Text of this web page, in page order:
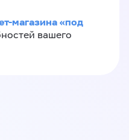
магазина «под
вашего